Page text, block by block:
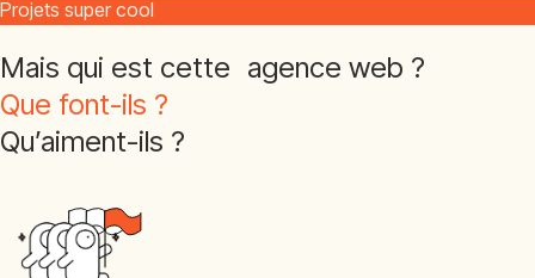
Projets super cool
Mais qui est cette agence web ?
Que font-ils ?
Qu’aiment-ils ?